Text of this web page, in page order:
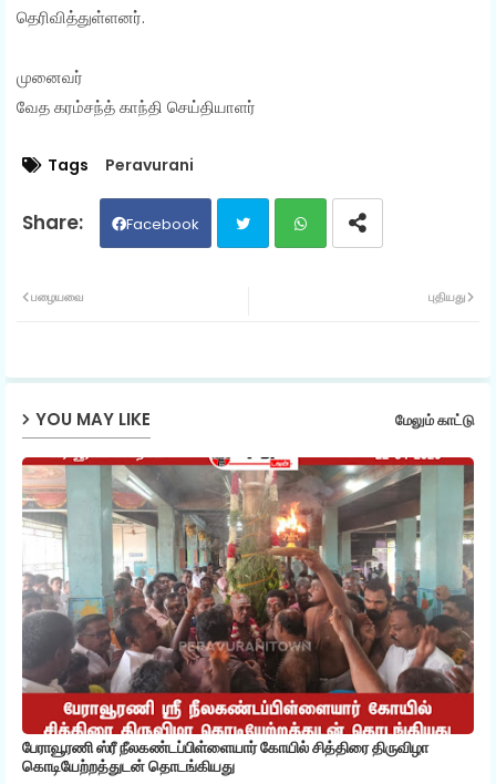
தெரிவித்துள்ளனர்.
முனைவர்
வேத கரம்சந்த் காந்தி செய்தியாளர்
Tags Peravurani
Facebook
ap
புதியது
பழையவை
YOU MAY LIKE மேலும் காட்டு
பேராவூரணி ஸ்ரீ நீலகண்டப்பிள்ளையார் கோயில் சித்திரை திருவிழா
கொடியேற்றத்துடன் தொடங்கியது